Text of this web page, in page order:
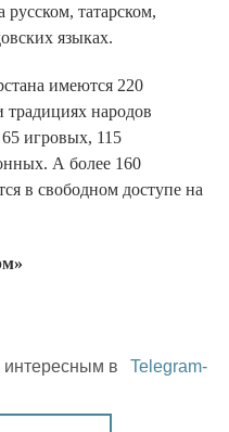
русском, татарском,
языках.
имеются 220
традициях народов
игровых, 115
А более 160
в свободном доступе на
в
Telegram-